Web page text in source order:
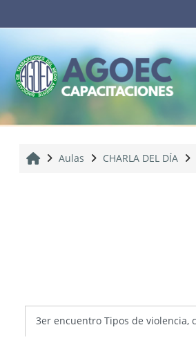
Inicio
Aulas CHARLA DEL DÍA